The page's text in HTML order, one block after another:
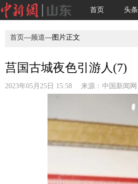
首页 头条
首页—频道—图片正文
莒国古城夜色引游人(7)
2023年05月25日 15:58 来源： 中国新闻网